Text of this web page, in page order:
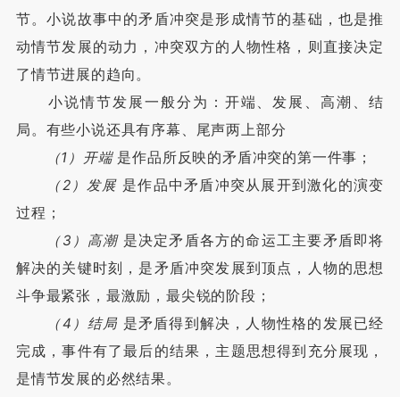
节。小说故事中的矛盾冲突是形成情节的基础，也是推
动情节发展的动力，冲突双方的人物性格，则直接决定
了情节进展的趋向。
小说情节发展一般分为：开端、发展、高潮、结
局。有些小说还具有序幕、尾声两上部分
（1）开端是作品所反映的矛盾冲突的第一件事；
（2）发展 是作品中矛盾冲突从展开到激化的演变
过程；
（3）高潮是决定矛盾各方的命运工主要矛盾即将
解决的关键时刻，是矛盾冲突发展到顶点，人物的思想
斗争最紧张，最激励，最尖锐的阶段；
（4）结局 是矛盾得到解决，人物性格的发展已经
完成，事件有了最后的结果，主题思想得到充分展现，
是情节发展的必然结果。